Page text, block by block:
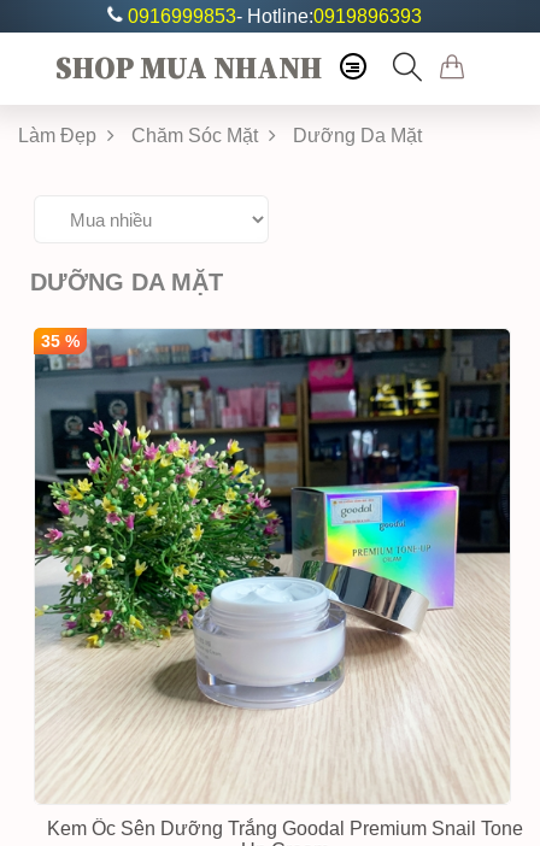
0916999853- Hotline:0919896393
SHOP MUA NHANH
Làm Đẹp Chăm Sóc Mặt Dưỡng Da Mặt
DƯỠNG DA MẶT
35 %
Kem Ốc Sên Dưỡng Trắng Goodal Premium Snail Tone